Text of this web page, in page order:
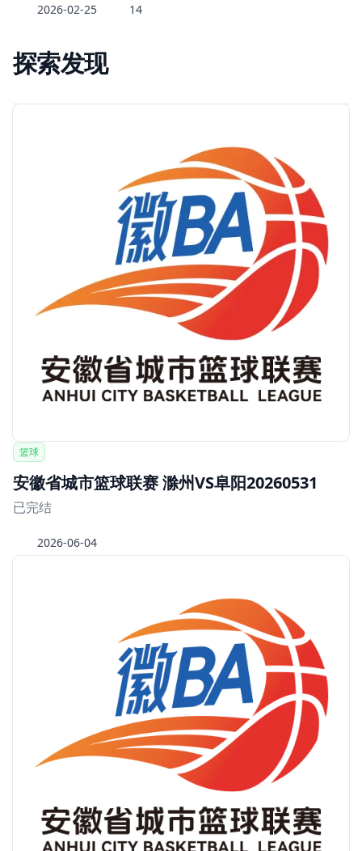
2026-02-25 14
探索发现
篮球
安徽省城市篮球联赛 滁州VS阜阳20260531
已完结
2026-06-04